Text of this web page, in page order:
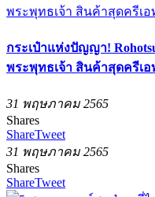
กระเป๋าแห่งปัญญา!
พระพุทธเจ้า สินค้าสุดครีเอ
31 พฤษภาคม 2565
Shares
ShareTweet
31 พฤษภาคม 2565
Shares
ShareTweet